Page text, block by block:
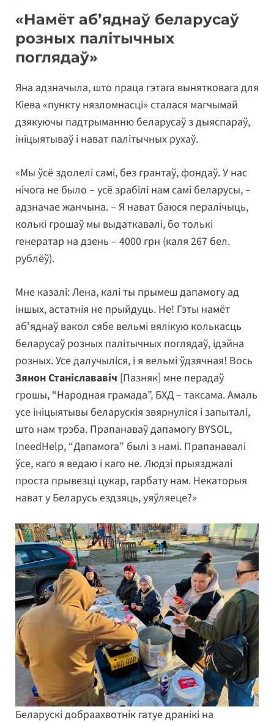
«Намёт абʼяднаў беларусаў
розных палітычных
поглядаў»
Яна адзначыла, што праца гэтага вынятковага для
Кіева «пункту нязломнасці» сталася магчымай
дзякуючы падтрыманню беларусаў з дыяспараў,
ініцыятываў і нават палітычных рухаў.
«Мы ўсё здолелі самі, без грантаў, фондаў. У нас
нічога не было – усё зрабілі нам самі беларусы, –
адзначае жанчына. – Я нават баюся пералічыць,
колькі грошаў мы выдаткавалі, бо толькі
генератар на дзень – 4000 грн (каля 267 бел.
рублёў).
Мне казалі: Лена, калі ты прымеш дапамогу ад
іншых, астатнія не прыйдуць. Не! Гэты намёт
абʼяднаў вакол сябе вельмі вялікую колькасць
беларусаў розных палітычных поглядаў, ідэйна
розных. Усе далучыліся, і я вельмі ўдзячная! Вось
Зянон Станіслававіч [Пазняк] мне перадаў
грошы, “Народная грамада”, БХД – таксама. Амаль
усе ініцыятывы беларускія звярнуліся і запыталі,
што нам трэба. Прапанаваў дапамогу BYSOL,
IneedHelp, “Дапамога” былі з намі. Прапанавалі
ўсе, каго я ведаю і каго не. Людзі прыязджалі
проста прывезці цукар, гарбату нам. Некаторыя
нават у Беларусь ездзяць, уяўляеце?»
Беларускі добраахвотнік гатуе дранікі на